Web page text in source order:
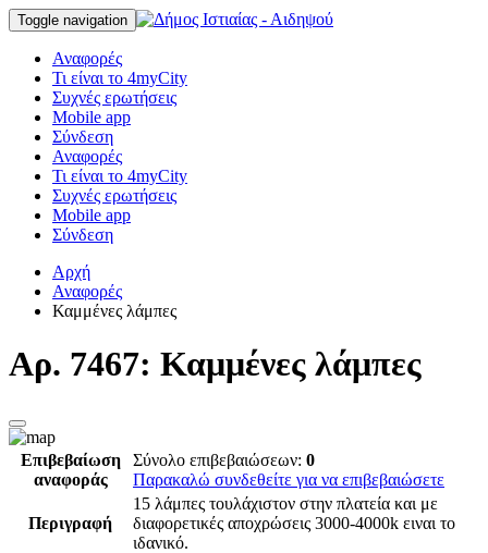
Toggle navigation
Αναφορές
Τι είναι το 4myCity
Συχνές ερωτήσεις
Mobile app
Σύνδεση
Αναφορές
Τι είναι το 4myCity
Συχνές ερωτήσεις
Mobile app
Σύνδεση
Αρχή
Αναφορές
Καμμένες λάμπες
Αρ. 7467: Καμμένες λάμπες
Επιβεβαίωση
αναφοράς
Σύνολο επιβεβαιώσεων: 0
Παρακαλώ συνδεθείτε για να επιβεβαιώσετε
Περιγραφή
15 λάμπες τουλάχιστον στην πλατεία και με
διαφορετικές αποχρώσεις 3000-4000k ειναι το
ιδανικό.